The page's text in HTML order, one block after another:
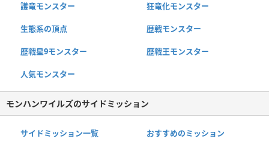
護竜モンスター 狂竜化モンスター
生態系の頂点 歴戦モンスター
歴戦星9モンスター 歴戦王モンスター
人気モンスター
モンハンワイルズのサイドミッション
サイドミッション一覧 おすすめのミッション